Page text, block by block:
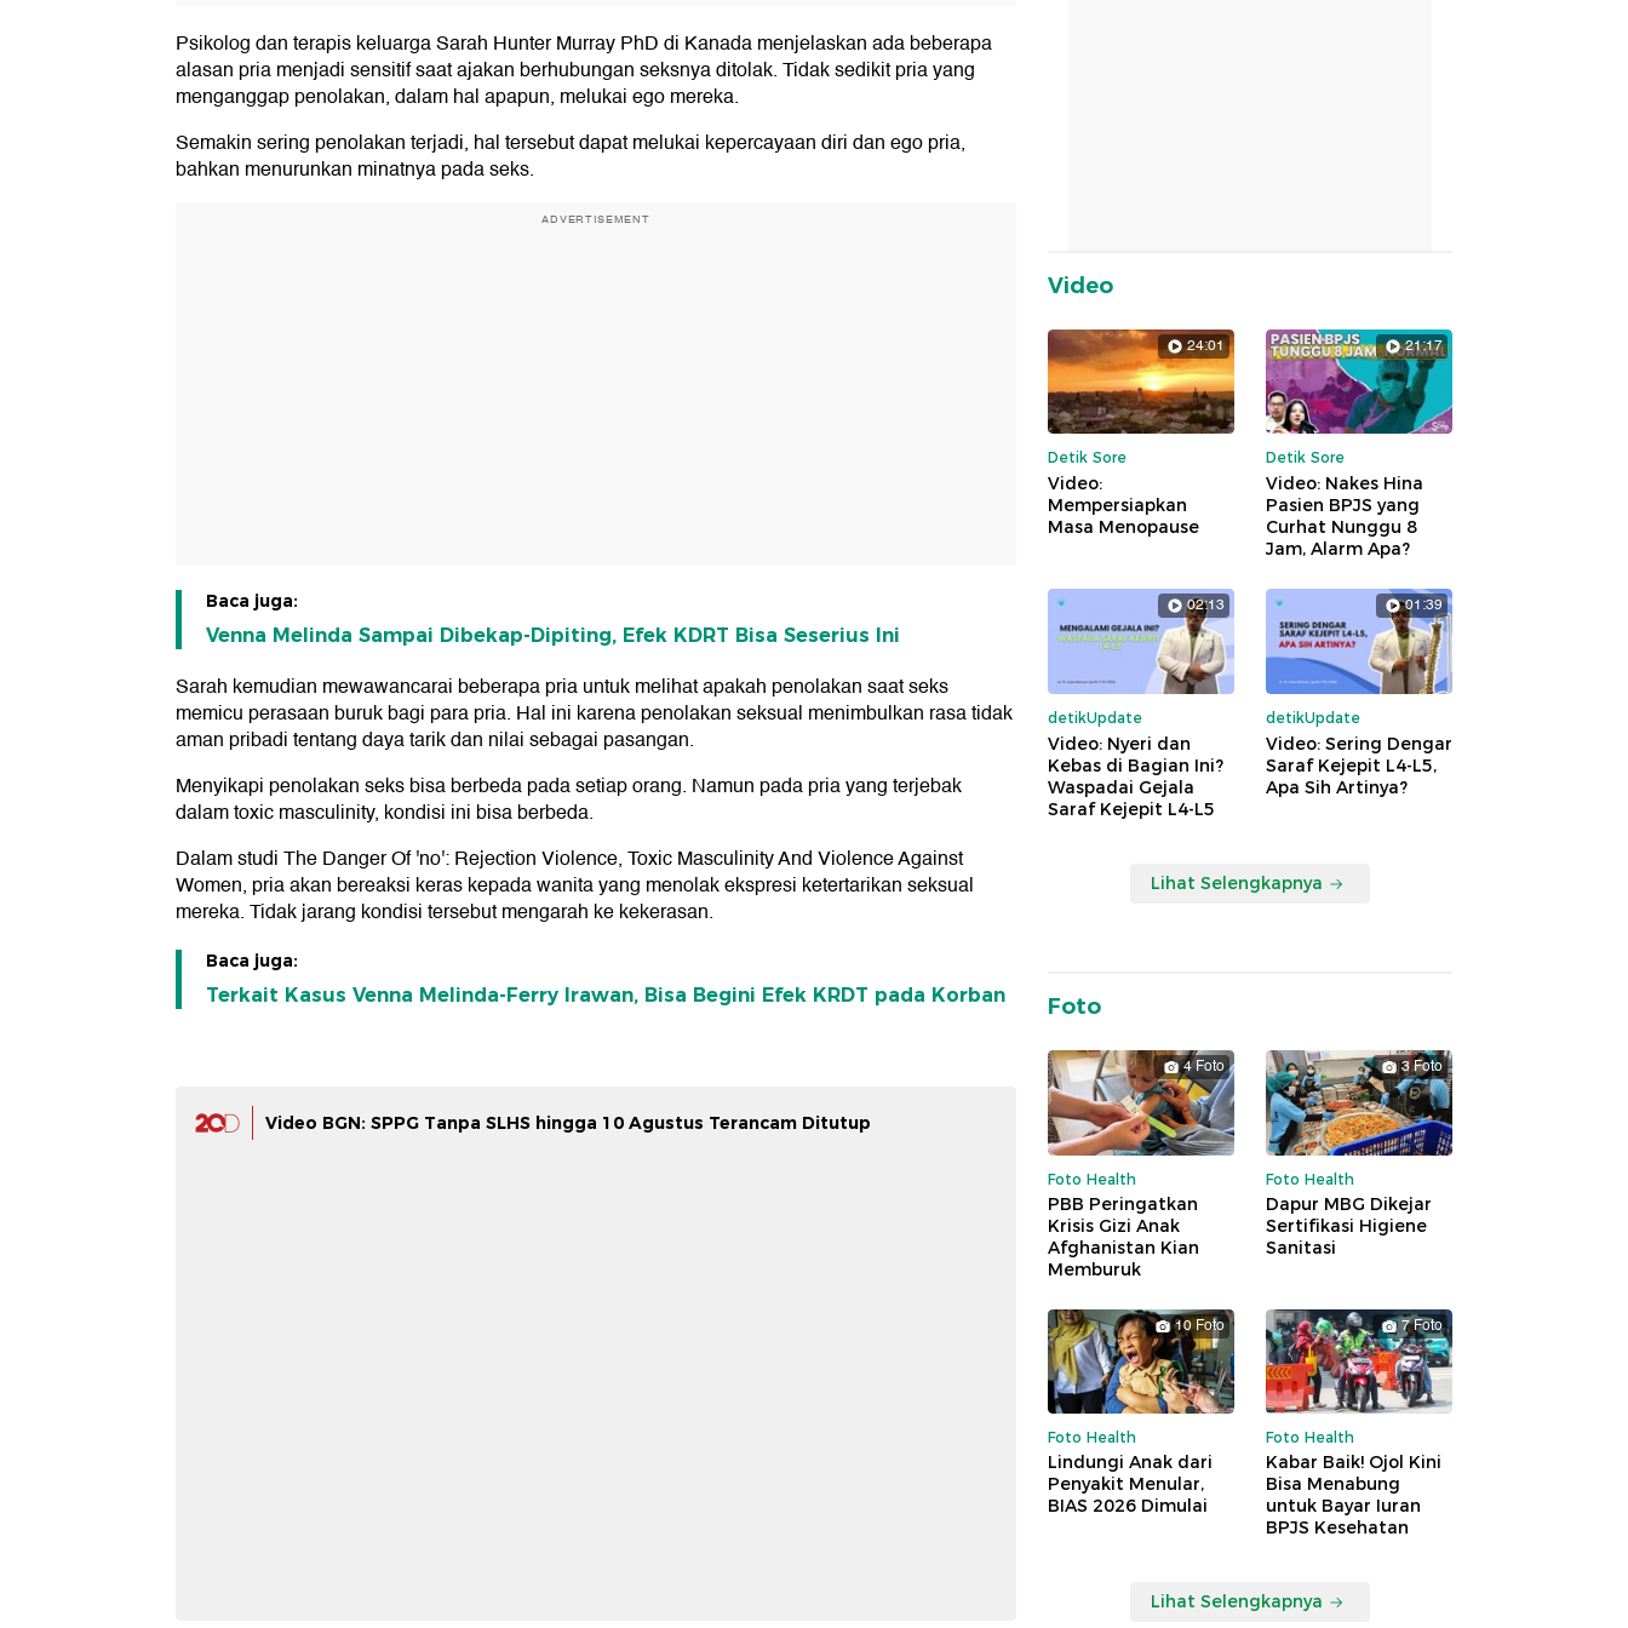
Psikolog dan terapis keluarga Sarah Hunter Murray PhD di Kanada menjelaskan ada beberapa
alasan pria menjadi sensitif saat ajakan berhubungan seksnya ditolak. Tidak sedikit pria yang
menganggap penolakan, dalam hal apapun, melukai ego mereka.
Semakin sering penolakan terjadi, hal tersebut dapat melukai kepercayaan diri dan ego pria,
bahkan menurunkan minatnya pada seks.
ADVERTISEMENT
Baca juga:
Venna Melinda Sampai Dibekap-Dipiting, Efek KDRT Bisa Seserius Ini
Sarah kemudian mewawancarai beberapa pria untuk melihat apakah penolakan saat seks
memicu perasaan buruk bagi para pria. Hal ini karena penolakan seksual menimbulkan rasa tidak
aman pribadi tentang daya tarik dan nilai sebagai pasangan.
Menyikapi penolakan seks bisa berbeda pada setiap orang. Namun pada pria yang terjebak
dalam toxic masculinity, kondisi ini bisa berbeda.
Dalam studi The Danger Of 'no': Rejection Violence, Toxic Masculinity And Violence Against
Women, pria akan bereaksi keras kepada wanita yang menolak ekspresi ketertarikan seksual
mereka. Tidak jarang kondisi tersebut mengarah ke kekerasan.
Baca juga:
Terkait Kasus Venna Melinda-Ferry Irawan, Bisa Begini Efek KRDT pada Korban
Video BGN: SPPG Tanpa SLHS hingga 10 Agustus Terancam Ditutup
Video
24:01
Detik Sore
Video:
Mempersiapkan
Masa Menopause
21:17
Detik Sore
Video: Nakes Hina
Pasien BPJS yang
Curhat Nunggu 8
Jam, Alarm Apa?
02:13
detikUpdate
Video: Nyeri dan
Kebas di Bagian Ini?
Waspadai Gejala
Saraf Kejepit L4-L5
01:39
detikUpdate
Video: Sering Dengar
Saraf Kejepit L4-L5,
Apa Sih Artinya?
Lihat Selengkapnya
Foto
4 Foto
Foto Health
PBB Peringatkan
Krisis Gizi Anak
Afghanistan Kian
Memburuk
3 Foto
Foto Health
Dapur MBG Dikejar
Sertifikasi Higiene
Sanitasi
10 Foto
Foto Health
Lindungi Anak dari
Penyakit Menular,
BIAS 2026 Dimulai
7 Foto
Foto Health
Kabar Baik! Ojol Kini
Bisa Menabung
untuk Bayar Iuran
BPJS Kesehatan
Lihat Selengkapnya